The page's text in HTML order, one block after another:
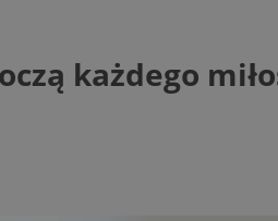
każdego